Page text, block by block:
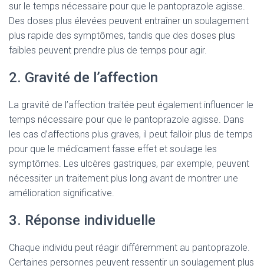
sur le temps nécessaire pour que le pantoprazole agisse.
Des doses plus élevées peuvent entraîner un soulagement
plus rapide des symptômes, tandis que des doses plus
faibles peuvent prendre plus de temps pour agir.
2. Gravité de l’affection
La gravité de l’affection traitée peut également influencer le
temps nécessaire pour que le pantoprazole agisse. Dans
les cas d’affections plus graves, il peut falloir plus de temps
pour que le médicament fasse effet et soulage les
symptômes. Les ulcères gastriques, par exemple, peuvent
nécessiter un traitement plus long avant de montrer une
amélioration significative.
3. Réponse individuelle
Chaque individu peut réagir différemment au pantoprazole.
Certaines personnes peuvent ressentir un soulagement plus